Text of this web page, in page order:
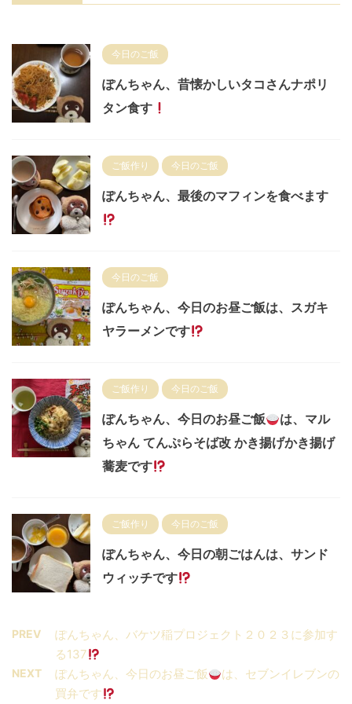
今日のご飯
ぽんちゃん、昔懐かしいタコさんナポリ
タン食す
ご飯作り 今日のご飯
ぽんちゃん、最後のマフィンを食べます
今日のご飯
ぽんちゃん、今日のお昼ご飯は、スガキ
ヤラーメンです
ご飯作り 今日のご飯
ぽんちゃん、今日のお昼ご飯
は、マル
ちゃん てんぷらそば改 かき揚げかき揚げ
蕎麦です
ご飯作り 今日のご飯
ぽんちゃん、今日の朝ごはんは、サンド
ウィッチです
PREV
ぽんちゃん、バケツ稲プロジェクト２０２３に参加す
る137
NEXT ぽんちゃん、今日のお昼ご飯
は、セブンイレブンの
買弁です